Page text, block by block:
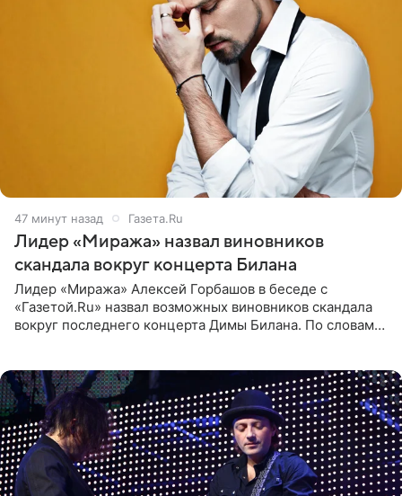
47 минут назад Газета.Ru
Лидер «Миража» назвал виновников
скандала вокруг концерта Билана
Лидер «Миража» Алексей Горбашов в беседе с
«Газетой.Ru» назвал возможных виновников скандала
вокруг последнего концерта Димы Билана. По словам